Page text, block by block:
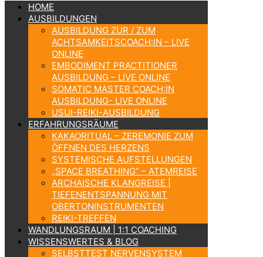
HOME
AUSBILDUNGEN
AUSBILDUNG ZUR / ZUM
ACHTSAMKEITSCOACH:IN – LIVE
ONLINE
EMBODIMENT PRACTITIONER
AUSBILDUNG – LIVE ONLINE
SOMATIC MASTER COACH:IN
AUSBILDUNG- LIVE ONLINE
USUI-REIKI-AUSBILDUNG
ERFAHRUNGSRÄUME
KAKAORITUAL – ZEREMONIE ZUM
ÖFFNEN DES HERZENS
SYSTEMISCHE AUFSTELLUNGEN
„SPACE BREATHING“ – ATEMREISE
ARCHAISCHE KLANGREISE |
TIEFENENTSPANNUNG MIT
OBERTONINSTRUMENTEN
REIKI-TREFFEN
WANDLUNGSRAUM | 1:1 COACHING
WISSENSWERTES & BLOG
SELBSTTEST NERVENSYSTEM